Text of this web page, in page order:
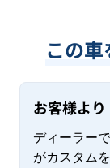
この
お客様より
ディーラー
がカスタム